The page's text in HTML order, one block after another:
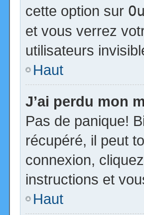
cette option sur
et vous verrez
utilisateurs
Haut
J’ai perdu mon
Pas de panique!
récupéré, il peut
connexion,
instructions et
Haut